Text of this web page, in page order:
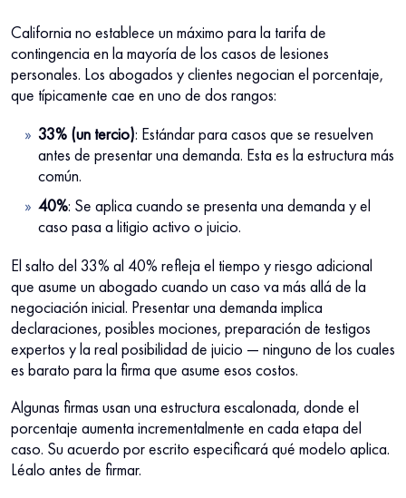
California no establece un máximo para la tarifa de
contingencia en la mayoría de los casos de lesiones
personales. Los abogados y clientes negocian el porcentaje,
que típicamente cae en uno de dos rangos:
33% (un tercio): Estándar para casos que se resuelven
antes de presentar una demanda. Esta es la estructura más
común.
40%: Se aplica cuando se presenta una demanda y el
caso pasa a litigio activo o juicio.
El salto del 33% al 40% refleja el tiempo y riesgo adicional
que asume un abogado cuando un caso va más allá de la
negociación inicial. Presentar una demanda implica
declaraciones, posibles mociones, preparación de testigos
expertos y la real posibilidad de juicio — ninguno de los cuales
es barato para la firma que asume esos costos.
Algunas firmas usan una estructura escalonada, donde el
porcentaje aumenta incrementalmente en cada etapa del
caso. Su acuerdo por escrito especificará qué modelo aplica.
Léalo antes de firmar.